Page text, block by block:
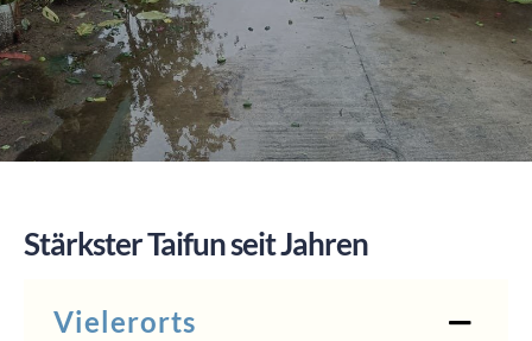
SPENDEN
Stärkster Taifun seit Jahren
Vielerorts